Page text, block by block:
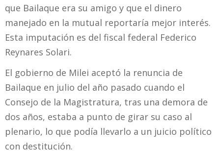
que Bailaque era su amigo y que el dinero
manejado en la mutual reportaría mejor interés.
Esta imputación es del fiscal federal Federico
Reynares Solari.
El gobierno de Milei aceptó la renuncia de
Bailaque en julio del año pasado cuando el
Consejo de la Magistratura, tras una demora de
dos años, estaba a punto de girar su caso al
plenario, lo que podía llevarlo a un juicio político
con destitución.